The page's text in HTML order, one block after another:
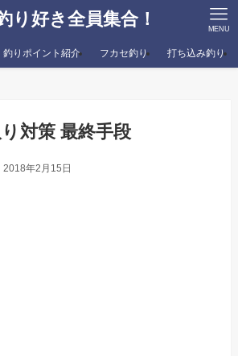
り好き全員集合！ MENU
釣りポイント紹介 フカセ釣り 打ち込み釣り
対策 最終手段
2018年2月15日